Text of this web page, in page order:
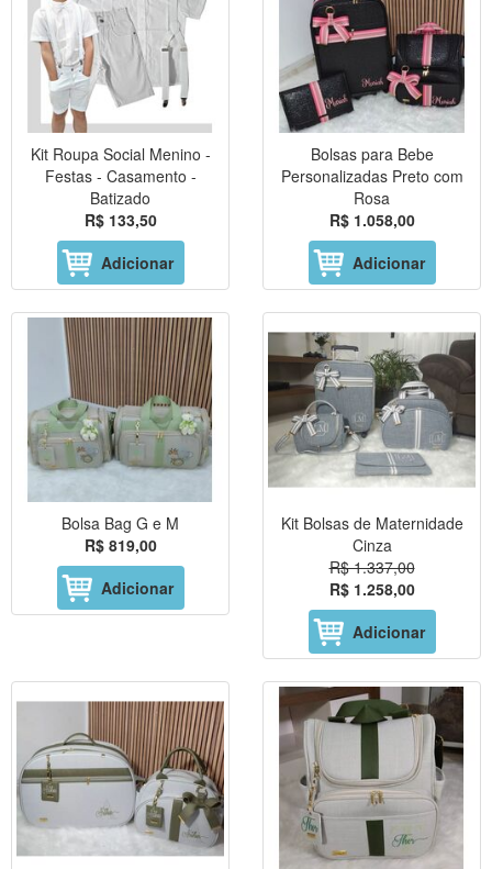
Kit Roupa Social Menino -
Festas - Casamento -
Batizado
R$ 133,50
Adicionar
Bolsas para Bebe
Personalizadas Preto com
Rosa
R$ 1.058,00
Adicionar
Bolsa Bag G e M
R$ 819,00
Adicionar
Kit Bolsas de Maternidade
Cinza
R$ 1.337,00
R$ 1.258,00
Adicionar